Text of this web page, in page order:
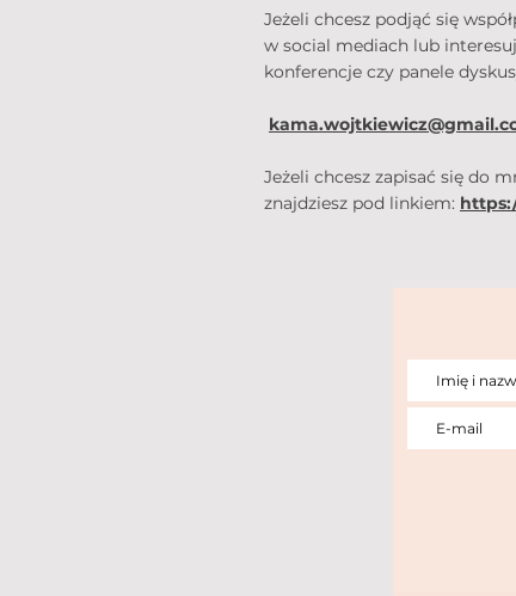
Jeżeli chcesz podjąć się
w social mediach lub
konferencje czy panele
Jeżeli chcesz zapisać się do
znajdziesz pod linkiem: